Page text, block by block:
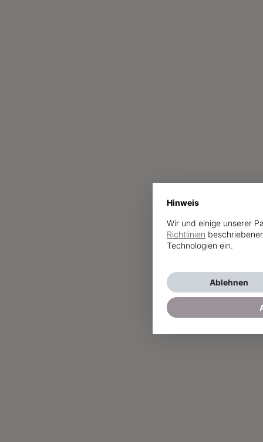
Hinweis
Wir und einige unserer
Richtlinien
Technologien ein.
Ablehnen